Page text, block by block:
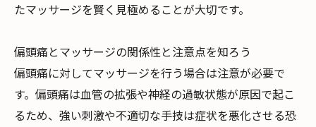
たマッサージを賢く見極めることが大切です。
偏頭痛とマッサージの関係性と注意点を知ろう
偏頭痛に対してマッサージを行う場合は注意が必要で
す。偏頭痛は血管の拡張や神経の過敏状態が原因で起こ
るため、強い刺激や不適切な手技は症状を悪化させる恐